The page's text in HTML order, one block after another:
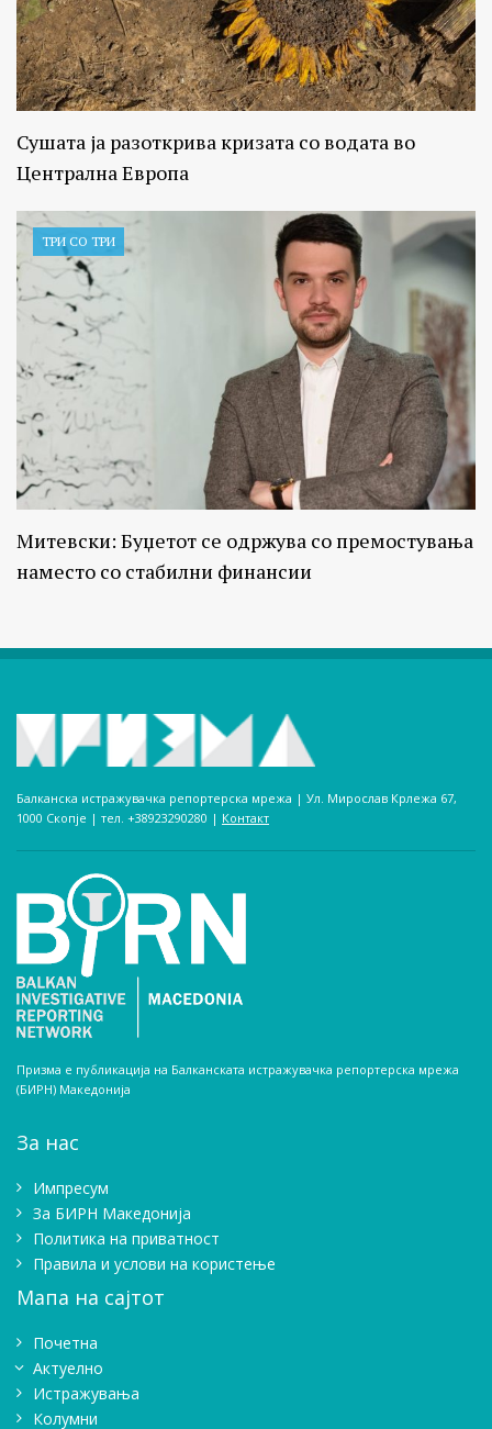
Сушата ја разоткрива кризата со водата во
Централна Европа
ТРИ СО ТРИ
Митевски: Буџетот се одржува со премостувања
наместо со стабилни финансии
Балканска истражувачка репортерска мрежа | Ул. Мирослав Крлежа 67,
1000 Скопје | тел. +38923290280­ | Контакт
Призма е публикација на Балканската истражувачка репортерска мрежа
(БИРН) Македонија
За нас
Импресум
Зa БИРН Македонија
Политика на приватност
Правила и услови на користење
Мапа на сајтот
Почетна
Актуелно
Истражувањa
Колумни